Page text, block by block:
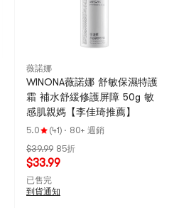
薇諾娜
WINONA薇諾娜 舒敏保濕特護
霜 補水舒緩修護屏障 50g 敏
感肌親媽【李佳琦推薦】
5.0 (41) · 80+ 週銷
$39.99 85折
$33.99
已售完
到貨通知